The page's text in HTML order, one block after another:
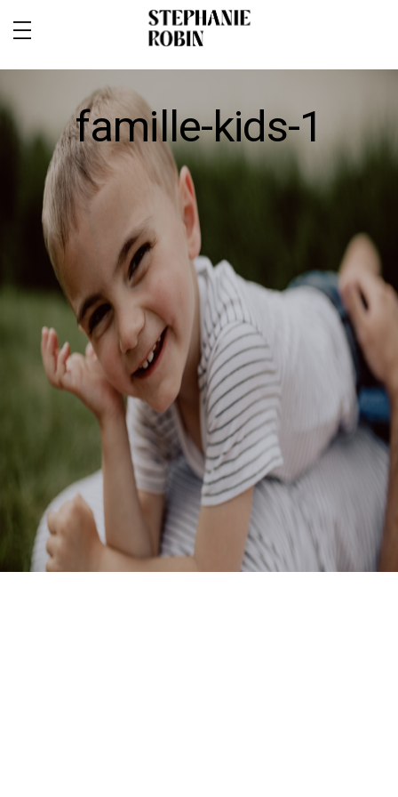
MARIAGE / FAMILLE / GROSSESSE
famille-kids-1